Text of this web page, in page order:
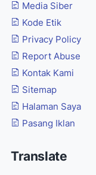
Media Siber
Kode Etik
Privacy Policy
Report Abuse
Kontak Kami
Sitemap
Halaman Saya
Pasang Iklan
Translate